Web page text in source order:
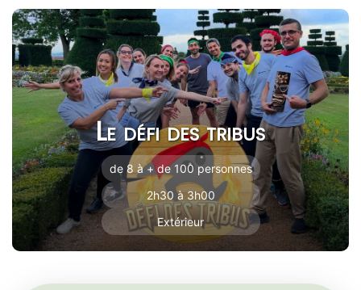
Le défi des tribus
de 8 à + de 100 personnes
2h30 à 3h00
Extérieur